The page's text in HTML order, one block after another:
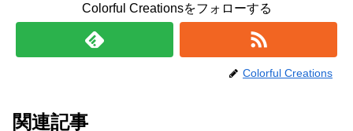
Colorful Creationsをフォローする
Colorful Creations
関連記事